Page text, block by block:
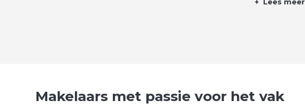
Makelaars met passie voor het vak